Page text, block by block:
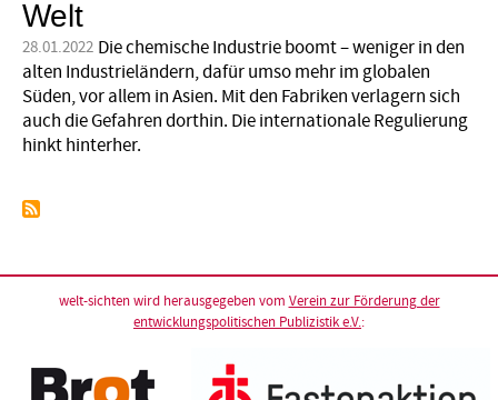
Welt
28.01.2022 Die chemische Industrie boomt – weniger in den
alten Industrieländern, dafür umso mehr im globalen
Süden, vor allem in Asien. Mit den Fabriken verlagern sich
auch die Gefahren dorthin. Die internationale Regu­lierung
hinkt hinterher.
welt-sichten wird herausgegeben vom Verein zur Förderung der
entwicklungspolitischen Publizistik e.V.: